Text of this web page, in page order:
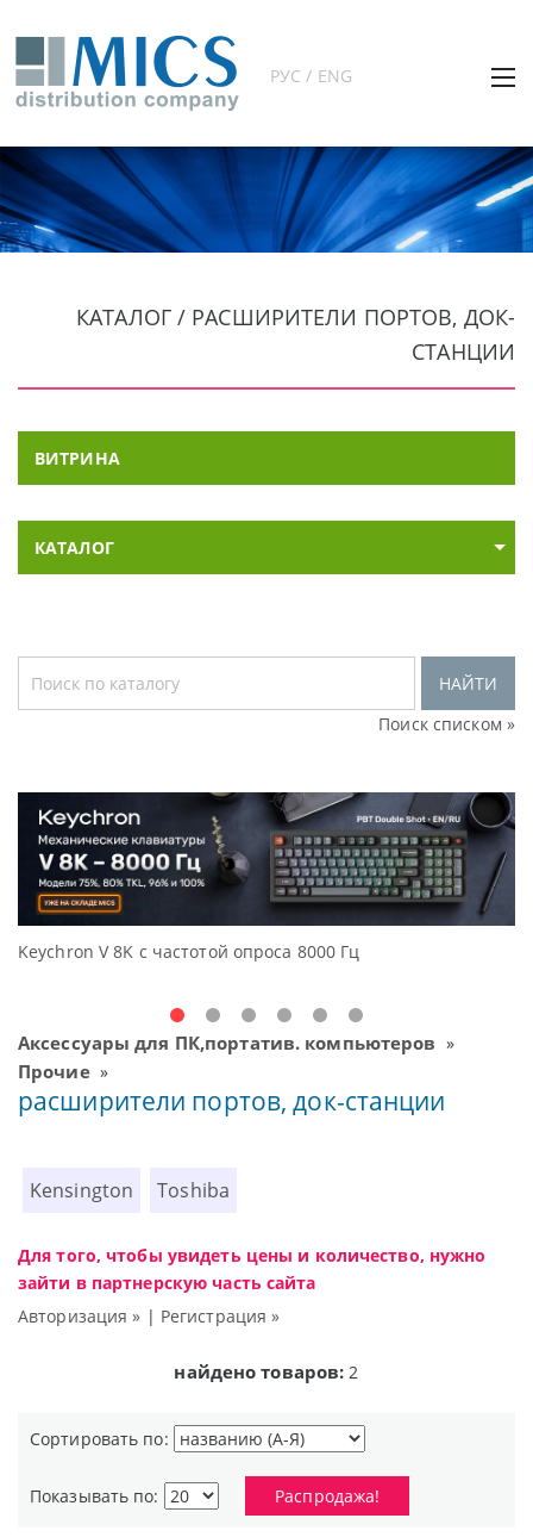
РУС / ENG
КАТАЛОГ / РАСШИРИТЕЛИ ПОРТОВ, ДОК-
СТАНЦИИ
ВИТРИНА
КАТАЛОГ
НАЙТИ
Поиск списком »
опроса 8000 Гц
Аксессуары для ПК,портатив. компьютеров »
Прочие»
расширители портов, док-станции
Kensington Toshiba
Для того, чтобы увидеть цены и количество, нужно
зайти в партнерскую часть сайта
Авторизация » | Регистрация »
найдено товаров: 2
Сортировать по:
Показывать по: Распродажа!